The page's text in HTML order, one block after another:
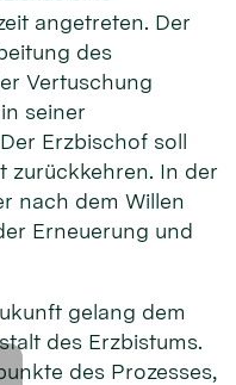
angetreten. Der
des
Vertuschung
seiner
Erzbischof soll
zurückkehren. In der
nach dem Willen
Erneuerung und
gelang dem
des Erzbistums.
des Prozesses,